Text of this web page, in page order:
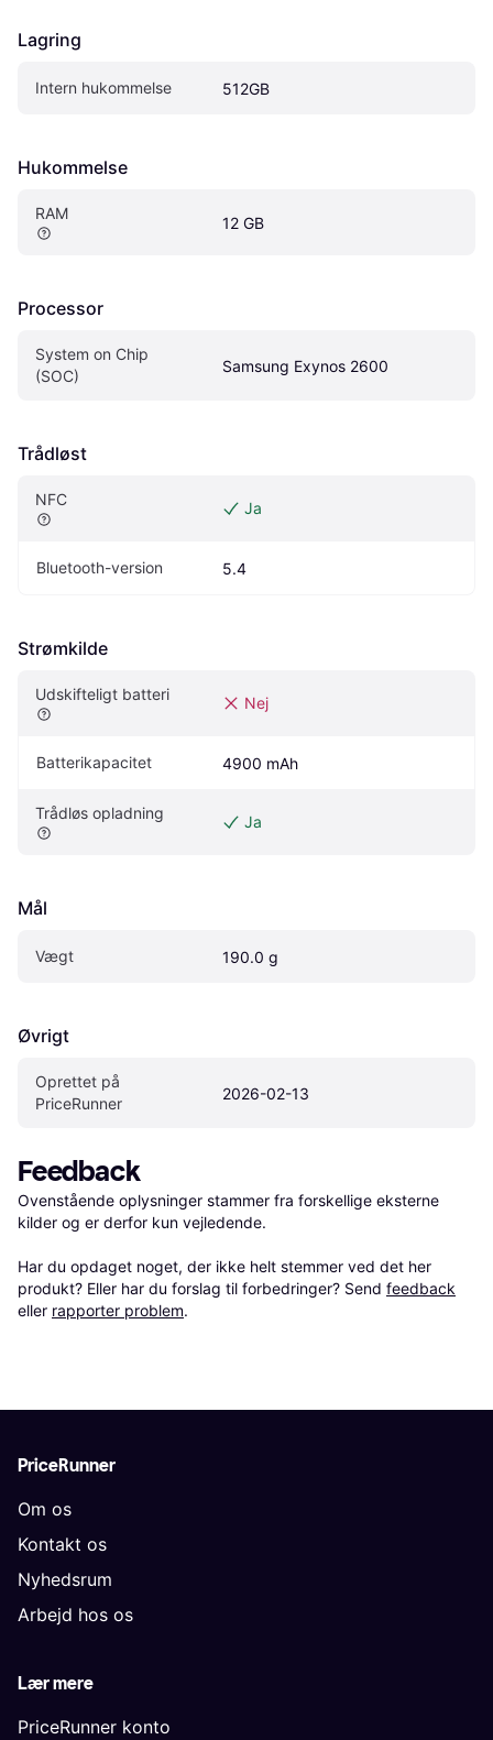
Lagring
Intern hukommelse 512GB
Hukommelse
RAM
12 GB
Processor
System on Chip
(SOC)
Samsung Exynos 2600
Trådløst
NFC Ja
Bluetooth-version 5.4
Strømkilde
Udskifteligt batteri Nej
Batterikapacitet 4900 mAh
Trådløs opladning Ja
Mål
Vægt 190.0 g
Øvrigt
Oprettet på
PriceRunner
2026-02-13
Feedback
Ovenstående oplysninger stammer fra forskellige eksterne
kilder og er derfor kun vejledende.
Har du opdaget noget, der ikke helt stemmer ved det her
produkt? Eller har du forslag til forbedringer? Send feedback
eller rapporter problem.
PriceRunner
Om os
Kontakt os
Nyhedsrum
Arbejd hos os
Lær mere
PriceRunner konto